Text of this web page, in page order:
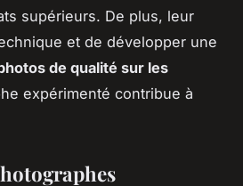
supérieurs. De plus, leur
et de développer une
de qualité sur les
expérimenté contribue à